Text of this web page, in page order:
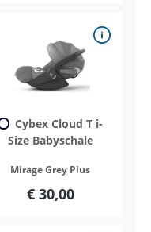
Cybex Cloud T i-
Size Babyschale
Mirage Grey Plus
€ 30,00